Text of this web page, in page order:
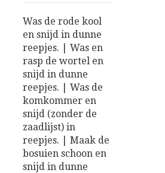
Was de rode kool
en snijd in dunne
reepjes. | Was en
rasp de wortel en
snijd in dunne
reepjes. | Was de
komkommer en
snijd (zonder de
zaadlijst) in
reepjes. | Maak de
bosuien schoon en
snijd in dunne